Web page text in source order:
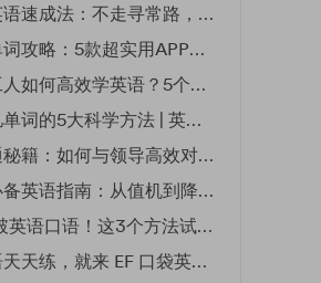
邪修式英语速成法：不走寻常路，英语战力狂飙！
高效背单词攻略：5款超实用APP推荐 | EF英孚教育
普通打工人如何高效学英语？5个实用技巧助你突破职场瓶颈
高效记忆单词的5大科学方法 | 英语学习必备技巧
职场沟通秘籍：如何与领导高效对话 | EF英孚职场指南
坐飞机必备英语指南：从值机到降落的全流程表达
30天突破英语口语！这3个方法试过的人都说有效
英语口语天天练，就来 EF 口袋英语微信小程序